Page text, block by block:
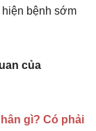
hiện bệnh sớm
của
gì? Có phải